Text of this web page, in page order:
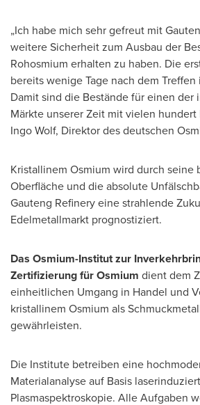
„Ich habe mich sehr gefreut mit
weitere Sicherheit zum Ausbau der
Rohosmium erhalten zu haben. Die
bereits wenige Tage nach dem
Damit sind die Bestände für einen der
Märkte unserer Zeit mit vielen hundert
Ingo Wolf, Direktor des deutschen
Kristallinem Osmium wird durch seine
Oberfläche und die absolute
Gauteng Refinery eine strahlende
Edelmetallmarkt prognostiziert.
Das Osmium-Institut zur
Zertifizierung für Osmium dient dem
einheitlichen Umgang in Handel und
kristallinem Osmium als
gewährleisten.
Die Institute betreiben eine
Materialanalyse auf Basis
Plasmaspektroskopie. Alle Aufgaben